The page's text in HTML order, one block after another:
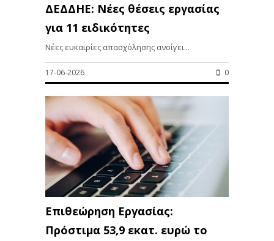
ΔΕΔΔΗΕ: Νέες θέσεις εργασίας
για 11 ειδικότητες
Νέες ευκαιρίες απασχόλησης ανοίγει...
17-06-2026 0
Επιθεώρηση Εργασίας:
Πρόστιμα 53,9 εκατ. ευρώ το